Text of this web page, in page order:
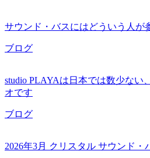
サウンド・バスにはどういう人が
ブログ
studio PLAYAは日本では数少ない
オです
ブログ
2026年3月 クリスタル サウンド・